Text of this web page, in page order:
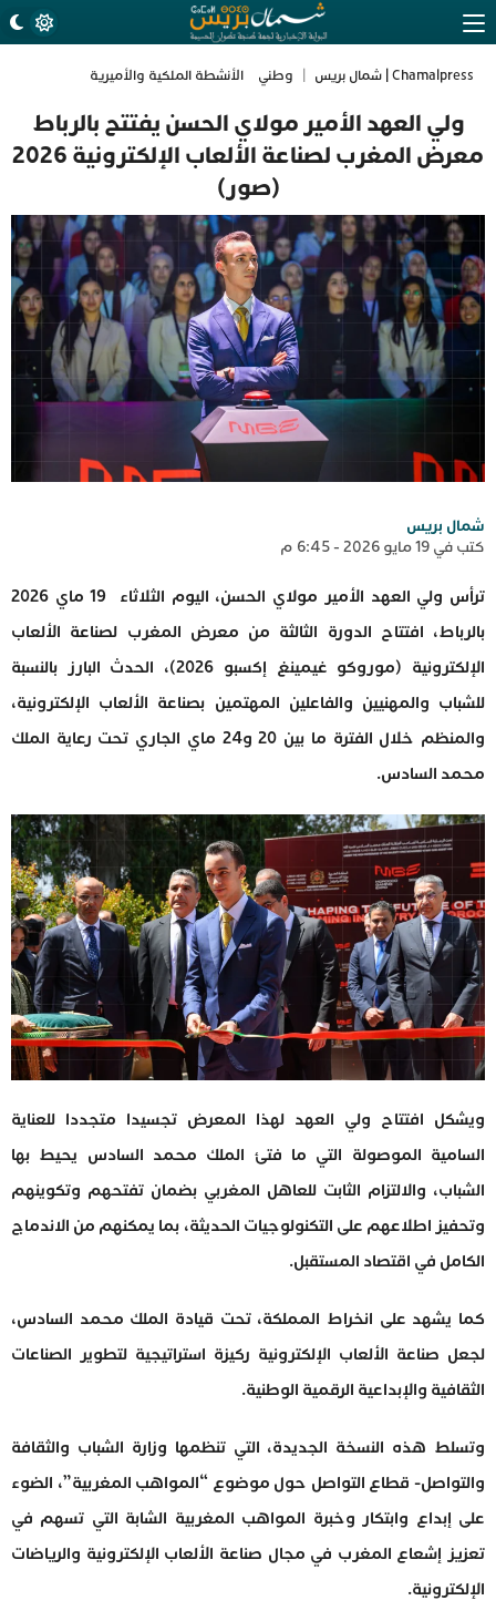
Chamalpress | شمال بريس وطني الأنشطة الملكية والأميرية
ولي العهد الأمير مولاي الحسن يفتتح بالرباط
معرض المغرب لصناعة الألعاب الإلكترونية 2026
(صور)
شمال بريس
كتب في 19 مايو 2026 - 6:45 م
ترأس ولي العهد الأمير مولاي الحسن، اليوم الثلاثاء 19 ماي 2026
بالرباط، افتتاح الدورة الثالثة من معرض المغرب لصناعة الألعاب
الإلكترونية (موروكو غيمينغ إكسبو 2026)، الحدث البارز بالنسبة
للشباب والمهنيين والفاعلين المهتمين بصناعة الألعاب الإلكترونية،
والمنظم خلال الفترة ما بين 20 و24 ماي الجاري تحت رعاية الملك
محمد السادس.
ويشكل افتتاح ولي العهد لهذا المعرض تجسيدا متجددا للعناية
السامية الموصولة التي ما فتئ الملك محمد السادس يحيط بها
الشباب، والالتزام الثابت للعاهل المغربي بضمان تفتحهم وتكوينهم
وتحفيز اطلاعهم على التكنولوجيات الحديثة، بما يمكنهم من الاندماج
الكامل في اقتصاد المستقبل.
كما يشهد على انخراط المملكة، تحت قيادة الملك محمد السادس،
لجعل صناعة الألعاب الإلكترونية ركيزة استراتيجية لتطوير الصناعات
الثقافية والإبداعية الرقمية الوطنية.
وتسلط هذه النسخة الجديدة، التي تنظمها وزارة الشباب والثقافة
والتواصل- قطاع التواصل حول موضوع “المواهب المغربية”، الضوء
على إبداع وابتكار وخبرة المواهب المغربية الشابة التي تسهم في
تعزيز إشعاع المغرب في مجال صناعة الألعاب الإلكترونية والرياضات
الإلكترونية.